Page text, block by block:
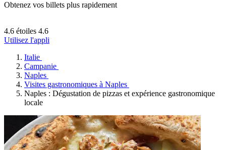
Obtenez vos billets plus rapidement
4.6 étoiles 4.6
Utilisez l'appli
Italie
Campanie
Naples
Visites gastronomiques à Naples
Naples : Dégustation de pizzas et expérience gastronomique
locale